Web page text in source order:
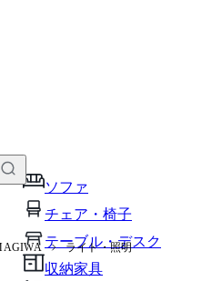
ソファ
チェア・椅子
テーブル・デスク
収納家具
付けて、カートに追加できます
ライト・照明